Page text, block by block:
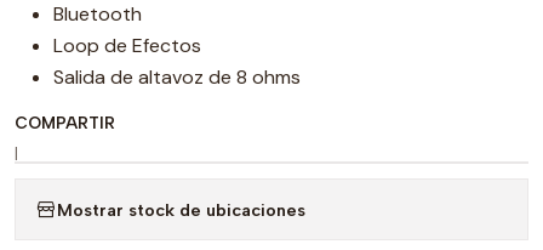
Bluetooth
Loop de Efectos
Salida de altavoz de 8 ohms
COMPARTIR
|
Mostrar stock de ubicaciones